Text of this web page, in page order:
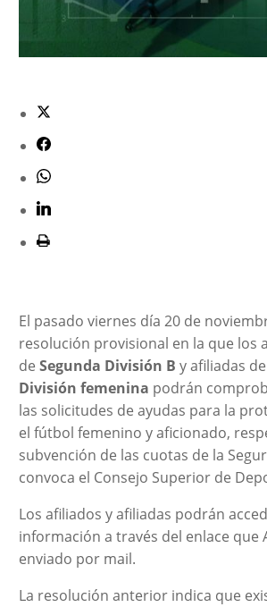
El pasado viernes día 20 de
resolución provisional en la que los
de Segunda División B y afiliadas de
División femenina podrán
las solicitudes de ayudas para la
el fútbol femenino y aficionado,
subvención de las cuotas de la
convoca el Consejo Superior de
Los afiliados y afiliadas podrán
información a través del enlace que
enviado por mail.
La resolución anterior indica que